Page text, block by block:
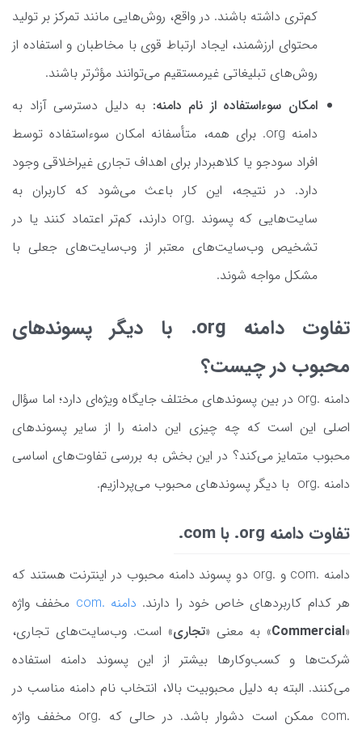
کم‌تری داشته باشند. در واقع، روش‌هایی مانند تمرکز بر تولید
محتوای ارزشمند، ایجاد ارتباط قوی با مخاطبان و استفاده از
روش‌های تبلیغاتی غیرمستقیم می‌توانند مؤثرتر باشند.
امکان سو‌ءاستفاده از نام دامنه: به دلیل دسترسی آزاد به
دامنه org. برای همه، متأسفانه امکان سوءاستفاده توسط
افراد سودجو یا کلاهبردار برای اهداف تجاری غیراخلاقی وجود
دارد. در نتیجه، این کار باعث می‌شود که کاربران به
سایت‌هایی که پسوند .org دارند، کم‌تر اعتماد کنند یا در
تشخیص وب‌سایت‌های معتبر از وب‌سایت‌های جعلی با
مشکل مواجه شوند.
تفاوت دامنه org. با دیگر پسوندهای
محبوب در چیست؟
دامنه .org در بین پسوندهای مختلف جایگاه ویژه‌ای دارد؛ اما سؤال
اصلی این است که چه چیزی این دامنه را از سایر پسوندهای
محبوب متمایز می‌کند؟ در این بخش به بررسی تفاوت‌های اساسی
دامنه .org با دیگر پسوندهای محبوب می‌پردازیم.
تفاوت دامنه org. با com.
دامنه .com و .org دو پسوند دامنه محبوب در اینترنت هستند که
هر کدام کاربردهای خاص خود را دارند. دامنه .com
مخفف واژه
«
Commercial» به معنی «تجاری» است. وب‌سایت‌های تجاری،
شرکت‌ها و کسب‌وکارها بیشتر از این پسوند دامنه استفاده
می‌کنند. البته به دلیل محبوبیت بالا، انتخاب نام دامنه مناسب در
.com ممکن است دشوار باشد. در حالی که .org مخفف واژه